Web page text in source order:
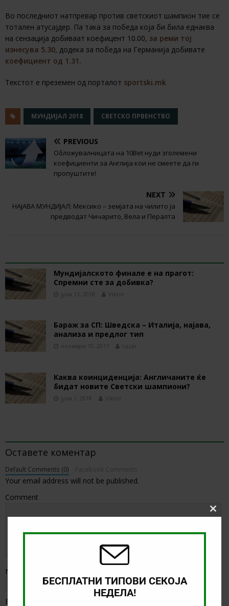
Во последниот натпревар против светскиот шампион тие се
тотален атусајдер. Па така за победа која би била еднаква
на сензација добиваат коефицент 10.00, за реми тој
изнесува 5.30, додека за победа на Германија добивате
коефициент од 1.31.
Текстот е преземен од порталот sportski.mk
МУНДИЈАЛ 2018 СВЕТСКО ПРВЕНСТВО
PREVIOUS
Обложувалницата на 10Bet нуди зголемени
коефициенти за Англија кои не смеете да ги
пропуштите!
NEXT
НАЈАВА МУНДИЈАЛ: Мексико – земјата на чилито ја
предводат Чичарито, Вела и Пералта
Мундијалското финале е на прагот:
Спремни сте за добивка?
јули 13, 2018 Viktor
Бараж за СП: Шведска – Италија, најава,
анализа и предлог тип
ноември 10, 2017 Lazar
Каква коинциденција: Англичаните ќе
бидат новите Светски шампиони?
јули 1, 2018 Viktor
Оставете коментар
Default Comments (0)
Your email address will not be published.
Comment
Name
Email
Close
БЕСПЛАТНИ ТИПОВИ СЕКОЈА
НЕДЕЛА!